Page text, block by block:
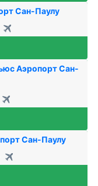
Сан-Паулу
Аэропорт Сан-
Сан-Паулу